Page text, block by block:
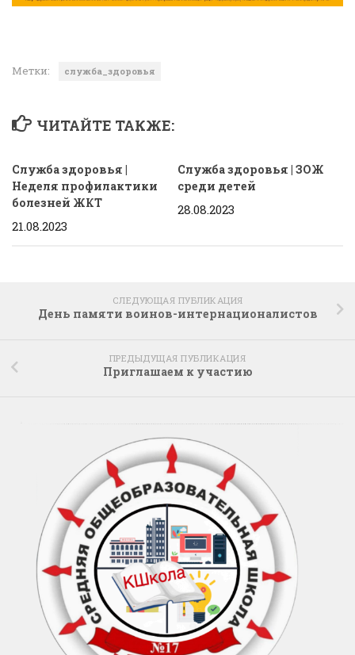
Метки: служба_здоровья
ЧИТАЙТЕ ТАКЖЕ:
Служба здоровья |
Неделя профилактики
болезней ЖКТ
21.08.2023
Служба здоровья | ЗОЖ
среди детей
28.08.2023
СЛЕДУЮЩАЯ ПУБЛИКАЦИЯ
День памяти воинов­-интернационалистов
ПРЕДЫДУЩАЯ ПУБЛИКАЦИЯ
Приглашаем к участию